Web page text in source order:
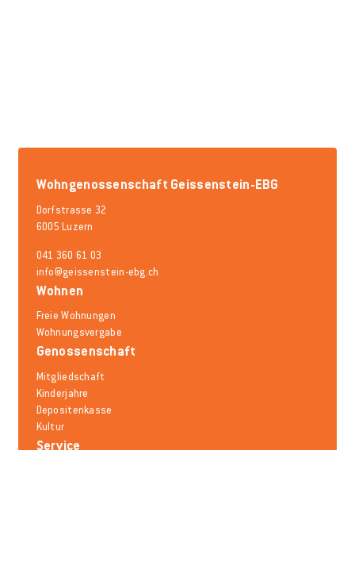
Wohngenossenschaft Geissenstein-EBG
Dorfstrasse 32
6005 Luzern
041 360 61 03
info@geissenstein-ebg.ch
Wohnen
Freie Wohnungen
Wohnungsvergabe
Genossenschaft
Mitgliedschaft
Kinderjahre
Depositenkasse
Kultur
Service